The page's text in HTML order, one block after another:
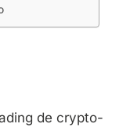
de crypto-